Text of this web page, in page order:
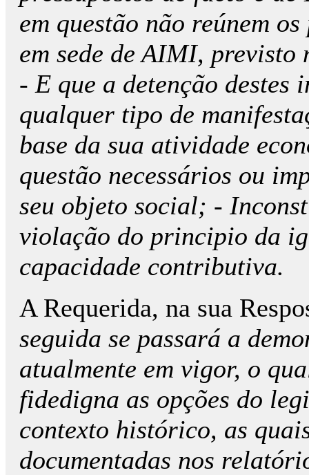
em questão não reúnem
em sede de AIMI, previsto
- E que a detenção destes
qualquer tipo de
base da sua atividade
questão necessários ou
seu objeto social; -
violação do principio da
capacidade contributiva.
A Requerida, na sua
seguida se passará a
atualmente em vigor, o
fidedigna as opções do
contexto histórico, as
documentadas nos